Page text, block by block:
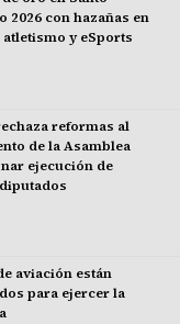
2026 con hazañas en
y eSports
reformas al
de la Asamblea
ejecución de
aviación están
para ejercer la